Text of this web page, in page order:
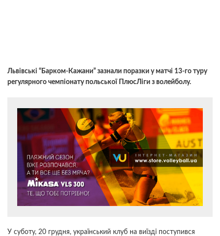
Львівські “Барком-Кажани” зазнали поразки у матчі 13-го туру
регулярного чемпіонату польської ПлюсЛіги з волейболу.
У суботу, 20 грудня, український клуб на виїзді поступився